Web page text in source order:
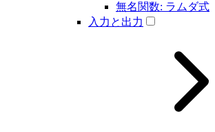
無名関数: ラムダ式
入力と出力